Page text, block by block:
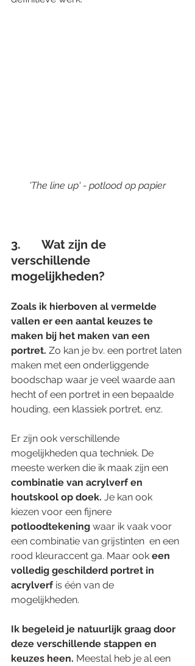
'The line up' - potlood op papier
3.       Wat zijn de
verschillende
mogelijkheden?
Zoals ik hierboven al vermelde
vallen er een aantal keuzes te
maken bij het maken van een
portret. Zo kan je bv. een portret laten
maken met een onderliggende
boodschap waar je veel waarde aan
hecht of een portret in een bepaalde
houding, een klassiek portret, enz.
Er zijn ook verschillende
mogelijkheden qua techniek. De
meeste werken die ik maak zijn een
combinatie van acrylverf en
houtskool op doek. Je kan ook
kiezen voor een fijnere
potloodtekening waar ik vaak voor
een combinatie van grijstinten  en een
rood kleuraccent ga. Maar ook een
volledig geschilderd portret in
acrylverf is één van de
mogelijkheden.
Ik begeleid je natuurlijk graag door
deze verschillende stappen en
keuzes heen. Meestal heb je al een